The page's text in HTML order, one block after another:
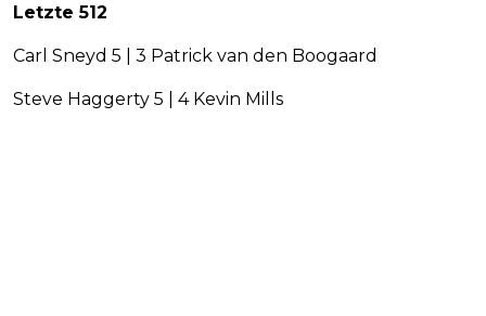
Letzte 512
Carl Sneyd 5 | 3 Patrick van den Boogaard
Steve Haggerty 5 | 4 Kevin Mills